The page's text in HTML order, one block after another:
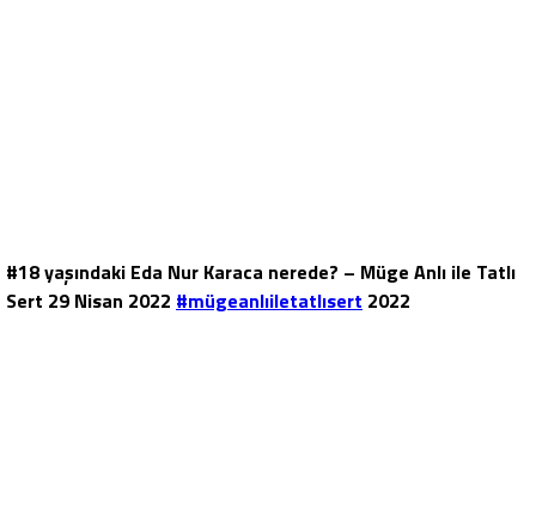
#18 yaşındaki Eda Nur Karaca nerede? – Müge Anlı ile Tatlı
Sert 29 Nisan 2022 #mügeanlıiletatlısert 2022